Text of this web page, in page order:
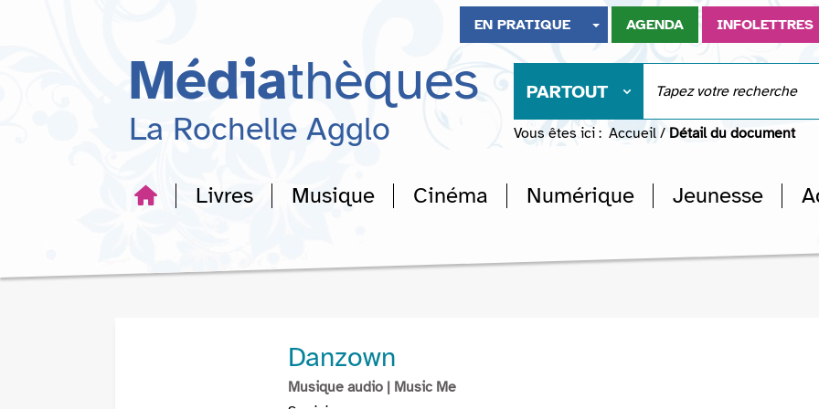
recherche
EN PRATIQUE AGENDA INFOLETTRES
Médiathèques
La Rochelle Agglo
PARTOUT
Vous êtes ici : Accueil / Détail du document
Livres Musique Cinéma Numérique Jeunesse
Danzown
Musique audio | Music Me